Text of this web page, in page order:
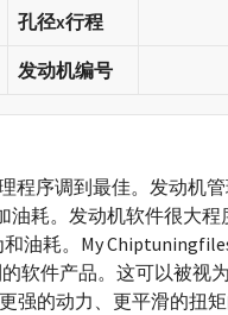
孔径x行程
发动机编号
程序调到最佳。发动机
油耗。发动机软件很大
和油耗。My
的软件产品。这可以被视
强的动力、更平滑的扭